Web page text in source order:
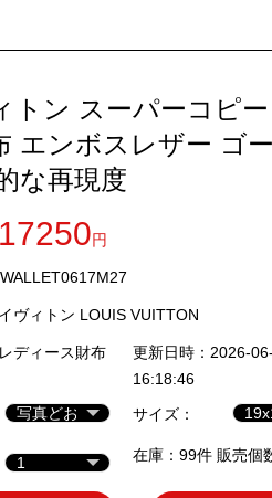
トン スーパーコピ
エンボスレザー ゴ
な再現度
17250円
ヴィトン LOUIS VUITTON
レディース財布
更新日時：2026-
16:18:46
サイズ：
在庫：99件 販売個